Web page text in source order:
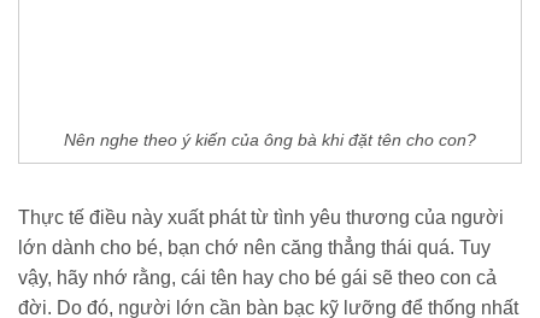
Nên nghe theo ý kiến của ông bà khi đặt tên cho con?
Thực tế điều này xuất phát từ tình yêu thương của người
lớn dành cho bé, bạn chớ nên căng thẳng thái quá. Tuy
vậy, hãy nhớ rằng, cái tên hay cho bé gái sẽ theo con cả
đời. Do đó, người lớn cần bàn bạc kỹ lưỡng để thống nhất